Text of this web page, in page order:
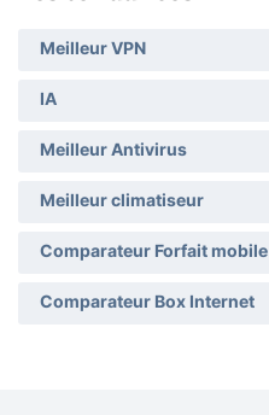
Meilleur VPN
IA
Meilleur Antivirus
Meilleur climatiseur
Comparateur Forfait mobile
Comparateur Box Internet